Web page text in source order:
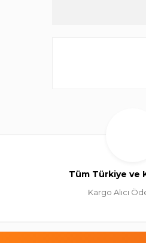
Tüm Türkiye ve
Kargo Alıcı